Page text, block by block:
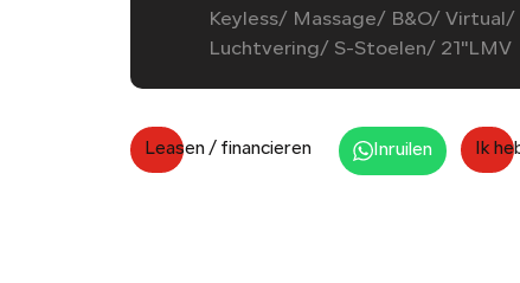
Keyless/ Massage/ B&O/ Virtual/
Luchtvering/ S-Stoelen/ 21''LMV
Leasen / financieren Inruilen Ik